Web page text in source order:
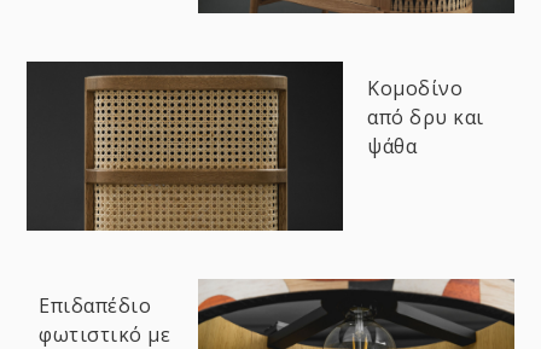
Κομοδίνο
από δρυ και
ψάθα
Επιδαπέδιο
φωτιστικό με